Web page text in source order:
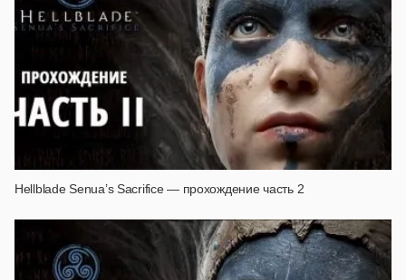
Hellblade Senua’s Sacrifice — прохождение часть 2